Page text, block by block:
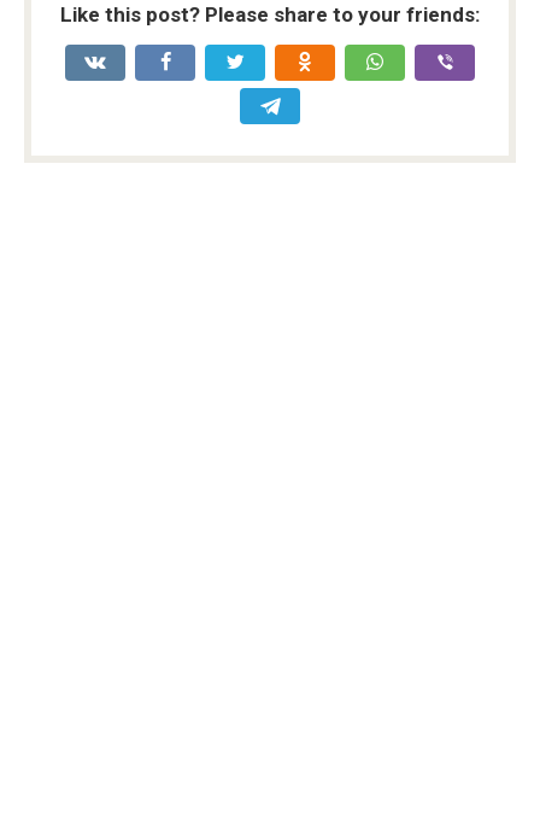
Like this post? Please share to your friends: